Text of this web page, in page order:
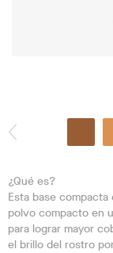
¿Qué es?
Esta base
polvo compacto en
para lograr mayor
el brillo del rostro